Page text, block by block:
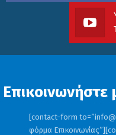
Επικοινωνήστε
[contact-form to=”
φόρμα